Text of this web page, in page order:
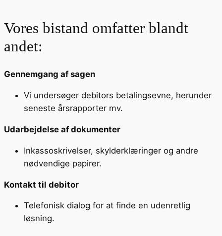
Vores bistand omfatter blandt
andet:
Gennemgang af sagen
Vi undersøger debitors betalingsevne, herunder
seneste årsrapporter mv.
Udarbejdelse af dokumenter
Inkassoskrivelser, skylderklæringer og andre
nødvendige papirer.
Kontakt til debitor
Telefonisk dialog for at finde en udenretlig
løsning.